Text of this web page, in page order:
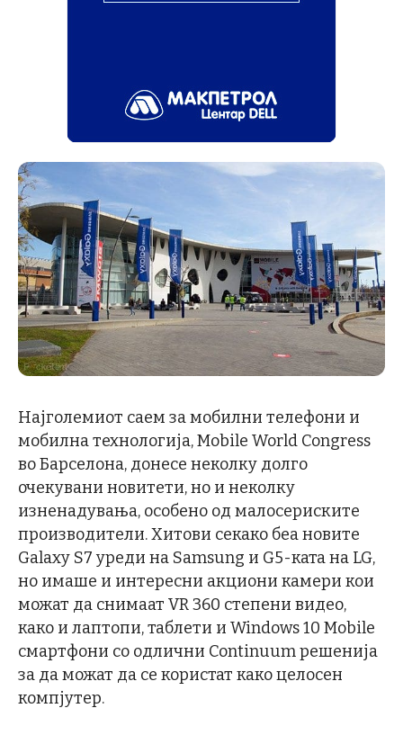
Најголемиот саем за мобилни телефони и
мобилна технологија, Mobile World Congress
во Барселона, донесе неколку долго
очекувани новитети, но и неколку
изненадувања, особено од малосериските
производители. Хитови секако беа новите
Galaxy S7 уреди на Samsung и G5-ката на LG,
но имаше и интересни акциони камери кои
можат да снимаат VR 360 степени видео,
како и лаптопи, таблети и Windows 10 Mobile
смартфони со одлични Continuum решенија
за да можат да се користат како целосен
компјутер.